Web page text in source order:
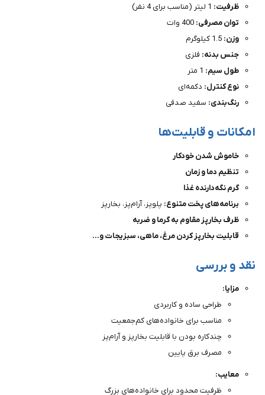
ظرفیت:
توان مصرفی: 400 وات
وزن: 1.5 کیلوگرم
جنس بدنه: فلزی
طول سیم:
نوع کنترل: دکمه‌ای
رنگ‌بندی: سفید صدفی
امکانات و قابلیت‌ها
خاموش شدن خودکار
تنظیم دما و زمان
گرم نگه‌دارنده غذا
برنامه‌های پخت متنوع: پلوپز، آرام‌پز، بخارپز
ظرف بخارپز مقاوم به گرما و ضربه
قابلیت بخارپز کردن مرغ، ماهی، سبزیجات و...
نقد و بررسی
مزایا:
طراحی ساده و کاربردی
مناسب برای خانواده‌های کم‌جمعیت
چندکاره بودن با قابلیت بخارپز و آرام‌پز
مصرف برق پایین
معایب:
ظرفیت محدود برای خانواده‌های بزرگ